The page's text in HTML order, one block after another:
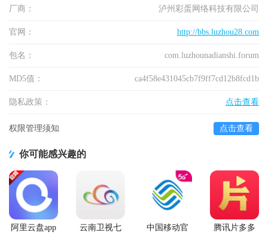
厂商： 泸州彩蛋网络科技有限公司
官网： http://bbs.luzhou28.com
包名： com.luzhounadianshi.forum
MD5值： ca4f58e431045cb7f9ff7cd12b8fcd1b
隐私政策： 点击查看
权限管理须知 点击查看
你可能感兴趣的
阿里云盘app
云南卫视七
中国移动官
腾讯片多多